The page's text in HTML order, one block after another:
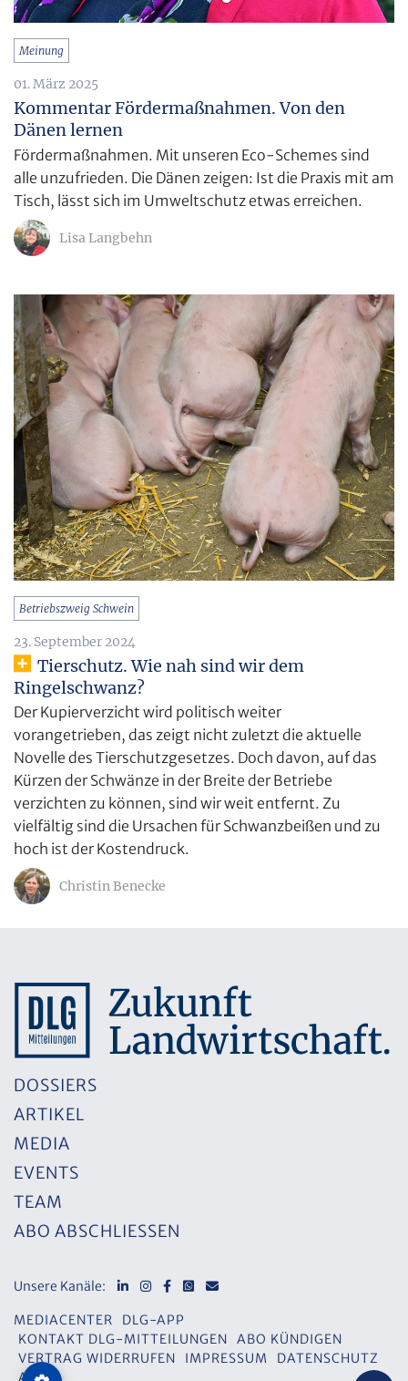
Meinung
01. März 2025
Kommentar Fördermaßnahmen. Von den
Dänen lernen
Fördermaßnahmen. Mit unseren Eco-Schemes sind
alle unzufrieden. Die Dänen zeigen: Ist die Praxis mit am
Tisch, lässt sich im Umweltschutz etwas erreichen.
Lisa Langbehn
Betriebszweig Schwein
23. September 2024
Tierschutz. Wie nah sind wir dem
Ringelschwanz?
Der Kupierverzicht wird politisch weiter
vorangetrieben, das zeigt nicht zuletzt die aktuelle
Novelle des Tierschutzgesetzes. Doch davon, auf das
Kürzen der Schwänze in der Breite der Betriebe
verzichten zu können, sind wir weit entfernt. Zu
vielfältig sind die Ursachen für Schwanzbeißen und zu
hoch ist der Kostendruck.
Christin Benecke
DOSSIERS
ARTIKEL
MEDIA
EVENTS
TEAM
ABO ABSCHLIESSEN
Unsere Kanäle:
MEDIACENTER
DLG-APP
KONTAKT DLG-MITTEILUNGEN
ABO KÜNDIGEN
VERTRAG WIDERRUFEN
IMPRESSUM
DATENSCHUTZ
AGB